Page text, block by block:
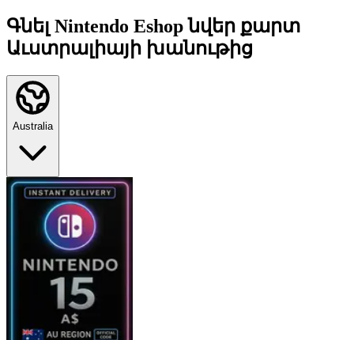
Գնել Nintendo Eshop նվեր քարտ
Աւստրալիայի խանութից
Australia